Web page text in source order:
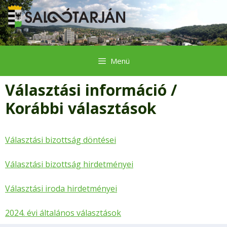
Kilépés
a
tartalomba
Menü
Választási információ /
Korábbi választások
Választási bizottság döntései
Választási bizottság hirdetményei
Választási iroda hirdetményei
2024. évi általános választások